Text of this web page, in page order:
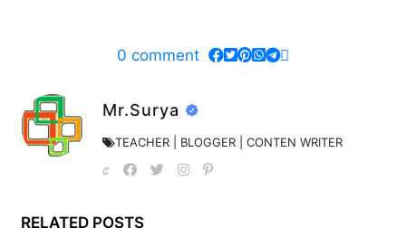
0 comment
Mr.Surya
TEACHER | BLOGGER | CONTEN WRITER
RELATED POSTS